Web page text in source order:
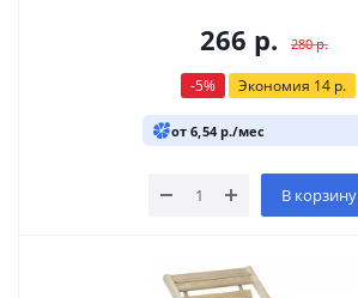
266 р. 280р.
-5% Экономия 14 р.
от 6,54 р./мес
В корзину